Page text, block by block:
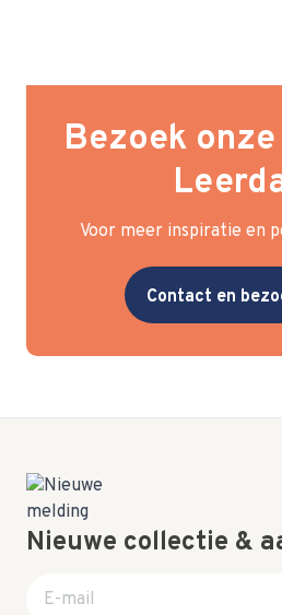
Bezoek
Voor meer inspiratie en
Contact en
Nieuwe collectie &
E-mail adres